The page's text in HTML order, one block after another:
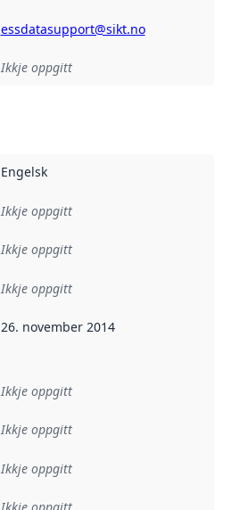
essdatasupport@sikt.no
Ikkje oppgitt
Engelsk
:
Ikkje oppgitt
Ikkje oppgitt
:
Ikkje oppgitt
26. november 2014
Ikkje oppgitt
Ikkje oppgitt
Ikkje oppgitt